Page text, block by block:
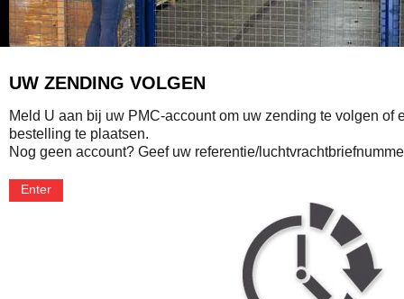
UW ZENDING VOLGEN
Meld U aan bij uw PMC-account om uw zending te volgen of
bestelling te plaatsen.
Nog geen account? Geef uw referentie/
Enter